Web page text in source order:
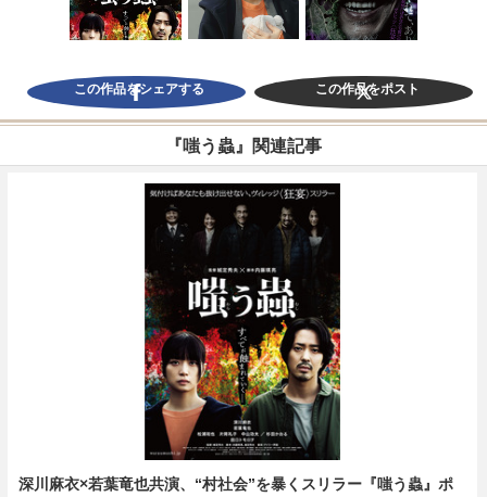
この作品をシェアする この作品をポスト
『嗤う蟲』関連記事
深川麻衣×若葉竜也共演、“村社会”を暴くスリラー『嗤う蟲』ポ